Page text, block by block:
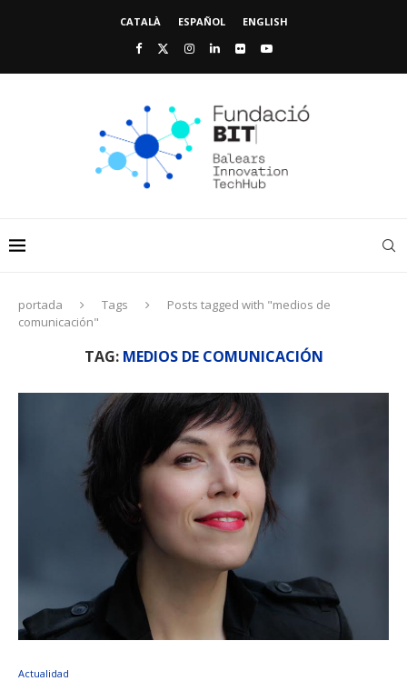
CATALÀ ESPAÑOL ENGLISH
portada Tags
Posts tagged with "medios de
comunicación"
TAG: MEDIOS DE COMUNICACIÓN
Actualidad